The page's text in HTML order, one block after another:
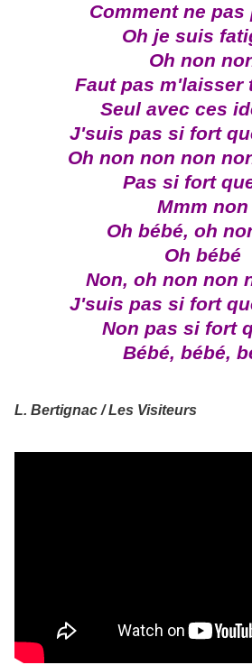
Comment ne pas
Oh je suis
Oh non
Faut pas m'laisser
Seul avec ces
J'suis pas si fort
Oh non non non
Pas si fort
Mmm non
Oh bébé, oh
Oh bébé
Non, oh non non
J'suis pas si fort
Non pas si fort
Bébé, bébé,
L. Bertignac / Les Visiteurs